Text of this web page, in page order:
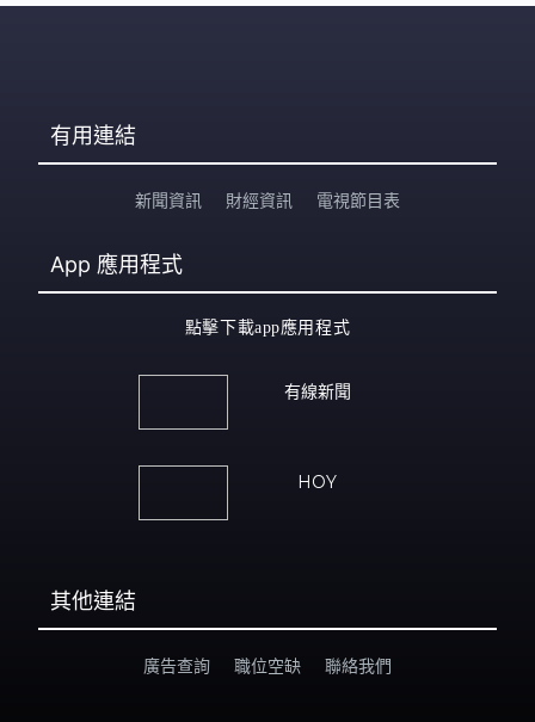
有用連結
新聞資訊 財經資訊 電視節目表
App 應用程式
點擊下載app應用程式
有線新聞
HOY
其他連結
廣告查詢 職位空缺 聯絡我們